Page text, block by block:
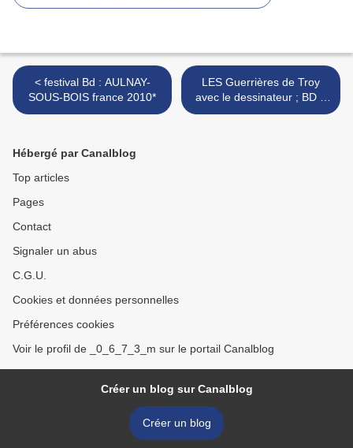
< festival Bd : AULNAY-
SOUS-BOIS france 2010*
LES Guerrières de Troy
avec le dessinateur ; BD //
DANY >
Hébergé par Canalblog
Top articles
Pages
Contact
Signaler un abus
C.G.U.
Cookies et données personnelles
Préférences cookies
Voir le profil de _0_6_7_3_m sur le portail Canalblog
Créer un blog sur Canalblog
Créer un blog